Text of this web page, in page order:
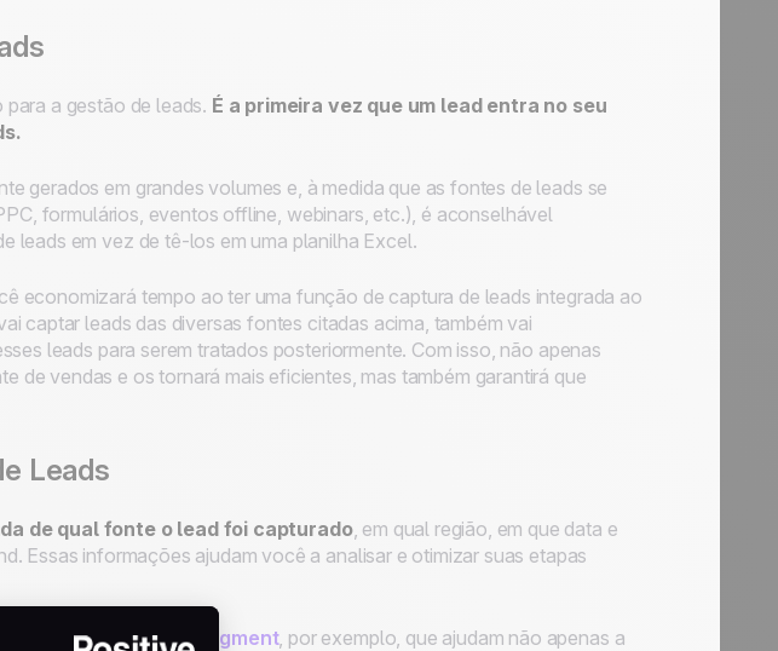
a gestão de leads. É a primeira vez que um lead entra no seu
gerados em grandes volumes e, à medida que as fontes de leads se
formulários, eventos offline, webinars, etc.), é aconselhável
leads em vez de tê-los em uma planilha Excel.
economizará tempo ao ter uma função de captura de leads integrada ao
captar leads das diversas fontes citadas acima, também vai
leads para serem tratados posteriormente. Com isso, não apenas
de vendas e os tornará mais eficientes, mas também garantirá que
Leads
de qual fonte o lead foi capturado, em qual região, em que data e
Essas informações ajudam você a analisar e otimizar suas etapas
rastreamento como Segment, por exemplo, que ajudam não apenas a